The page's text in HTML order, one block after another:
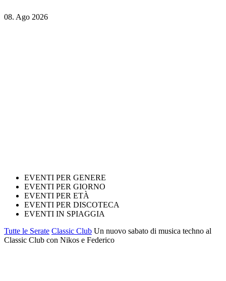
08. Ago 2026
EVENTI PER GENERE
EVENTI PER GIORNO
EVENTI PER ETÀ
EVENTI PER DISCOTECA
EVENTI IN SPIAGGIA
Tutte le Serate Classic Club Un nuovo sabato di musica techno al
Classic Club con Nikos e Federico